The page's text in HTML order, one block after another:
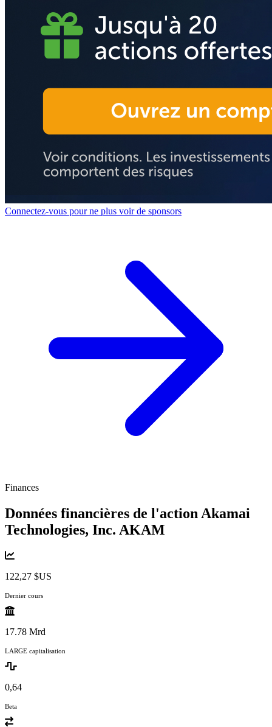
Connectez-vous pour ne plus voir de sponsors
Finances
Données financières de l'action Akamai
Technologies, Inc. AKAM
122,27 $US
Dernier cours
17.78 Mrd
LARGE capitalisation
0,64
Beta